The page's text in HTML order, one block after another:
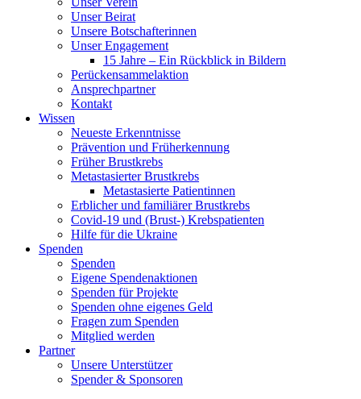
Unser Beirat
Unsere Botschafterinnen
Unser Engagement
15 Jahre – Ein Rückblick in Bildern
Perückensammelaktion
Ansprechpartner
Kontakt
Wissen
Neueste Erkenntnisse
Prävention und Früherkennung
Früher Brustkrebs
Metastasierter Brustkrebs
Metastasierte Patientinnen
Erblicher und familiärer Brustkrebs
Covid-19 und (Brust-) Krebspatienten
Hilfe für die Ukraine
Spenden
Spenden
Eigene Spendenaktionen
Spenden für Projekte
Spenden ohne eigenes Geld
Fragen zum Spenden
Mitglied werden
Partner
Unsere Unterstützer
Spender & Sponsoren